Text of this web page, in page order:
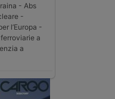
- Abs
-
l’Europa -
a
a